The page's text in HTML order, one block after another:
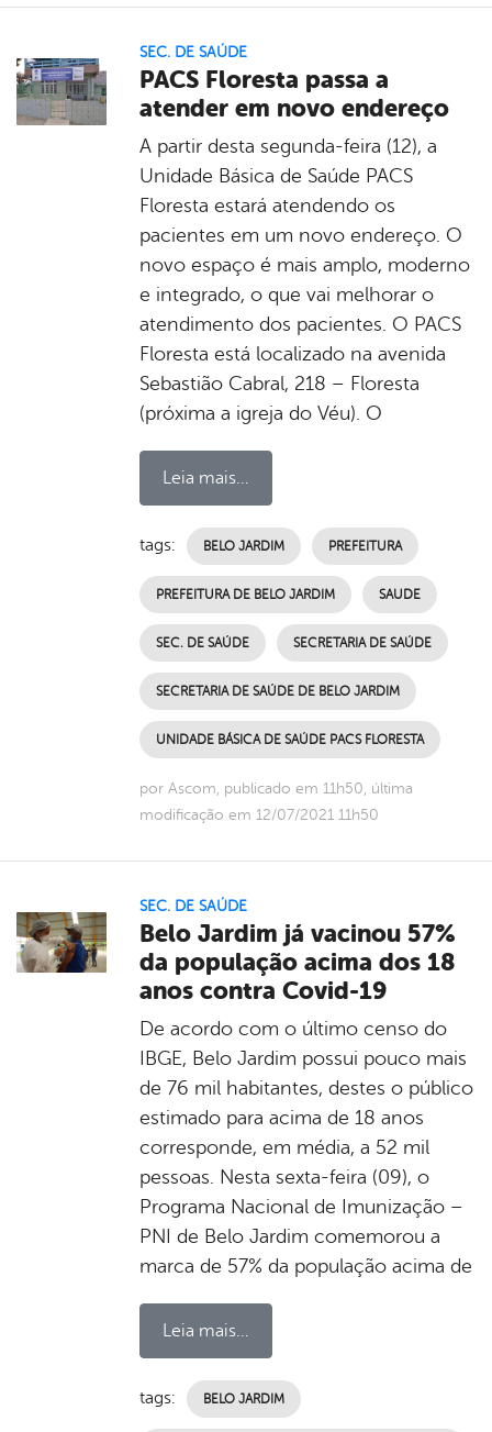
SEC. DE SAÚDE
PACS Floresta passa a
atender em novo endereço
A partir desta segunda-feira (12), a
Unidade Básica de Saúde PACS
Floresta estará atendendo os
pacientes em um novo endereço. O
novo espaço é mais amplo, moderno
e integrado, o que vai melhorar o
atendimento dos pacientes. O PACS
Floresta está localizado na avenida
Sebastião Cabral, 218 – Floresta
(próxima a igreja do Véu). O
Leia mais...
tags: BELO JARDIM PREFEITURA
PREFEITURA DE BELO JARDIM SAUDE
SEC. DE SAÚDE SECRETARIA DE SAÚDE
SECRETARIA DE SAÚDE DE BELO JARDIM
UNIDADE BÁSICA DE SAÚDE PACS FLORESTA
por Ascom, publicado em 11h50, última
modificação em 12/07/2021 11h50
SEC. DE SAÚDE
Belo Jardim já vacinou 57%
da população acima dos 18
anos contra Covid-19
De acordo com o último censo do
IBGE, Belo Jardim possui pouco mais
de 76 mil habitantes, destes o público
estimado para acima de 18 anos
corresponde, em média, a 52 mil
pessoas. Nesta sexta-feira (09), o
Programa Nacional de Imunização –
PNI de Belo Jardim comemorou a
marca de 57% da população acima de
Leia mais...
tags: BELO JARDIM